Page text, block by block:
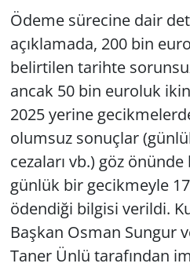
Ödeme sürecine dair
açıklamada, 200 bin
belirtilen tarihte sorunsuz
ancak 50 bin euroluk
2025 yerine
olumsuz sonuçlar
cezaları vb.) göz
günlük bir gecikmeyle
ödendiği bilgisi verildi.
Başkan Osman Sungur
Taner Ünlü tarafından